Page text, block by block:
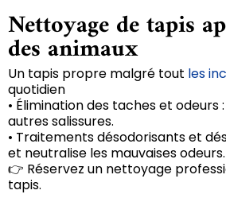
Nettoyage de tapis
des animaux
Un tapis propre malgré tout les
quotidien
• Élimination des taches et odeurs
autres salissures.
• Traitements désodorisants et
et neutralise les mauvaises odeurs.
👉 Réservez un nettoyage
tapis.